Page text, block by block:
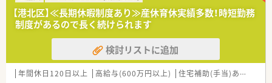
■内科から眼科や耳鼻科まで多岐にわたる処方箋が集まるため、
扱う医薬品の種類も多く総合的な知識が身につきます。
【募集背景と求める人物像について】
■今回は4月までにご入社いただける方を優先した募集となって
おり、これまでのご経験を活かして働ける環境です。
■原則として調剤経験がある方を求めていますが、ご経験が浅い
【港北区】≪長期休暇制度あり≫産休育休実績多数！時短勤務
制度があるので長く続けられます
検討リストに追加
年間休日120日以上 高給与(600万円以上) 住宅補助(手当)あり